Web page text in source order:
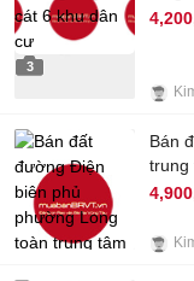
3
Bán
trung